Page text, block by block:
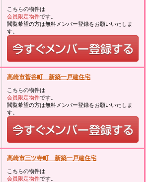
こちらの物件は
会員限定物件です。
閲覧希望の方は無料メンバー登録をお願いいたしま
す。
高崎市菅谷町 新築一戸建住宅
こちらの物件は
会員限定物件です。
閲覧希望の方は無料メンバー登録をお願いいたしま
す。
高崎市三ツ寺町 新築一戸建住宅
こちらの物件は
会員限定物件です。